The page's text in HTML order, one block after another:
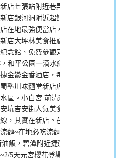
店七張站附近巷弄美食，海鮮新鮮
店銀河洞附近超好吃森林系土雞城
在地最強便當店，用餐時間一到就
店大坪林美食推薦，小籠湯包、牛
念館，免費參觀又有教育意義
和平公園一滴水紀念館旁玻璃屋咖
金鬱金香酒店，每間房間都有陽台
塾川味麵堂新店店，捷運七張站人
水區。小白宮 前清淡水關稅務司官
坑吉安街人氣美食(菜單)
，其實在新店。在地人每天早上都
麵~在地必吃涼麵之一，客人都是
飯，碧潭附近捷運新店站的老店！
5天元宮櫻花登場，花期、交通、